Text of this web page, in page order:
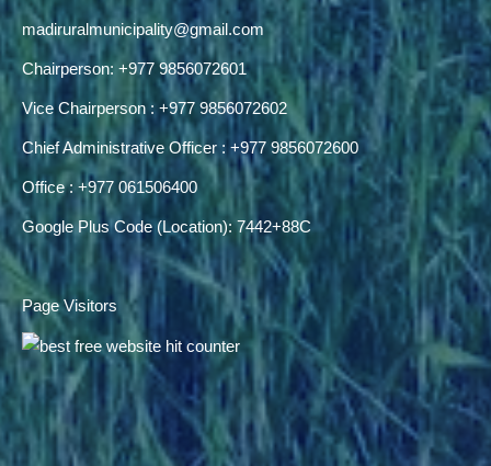
madiruralmunicipality@gmail.com
Chairperson: +977 9856072601
Vice Chairperson : +977 9856072602
Chief Administrative Officer : +977 9856072600
Office : +977 061506400
Google Plus Code (Location): 7442+88C
Page Visitors